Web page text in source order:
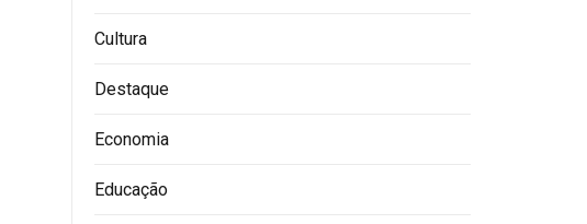
Cultura
Destaque
Economia
Educação